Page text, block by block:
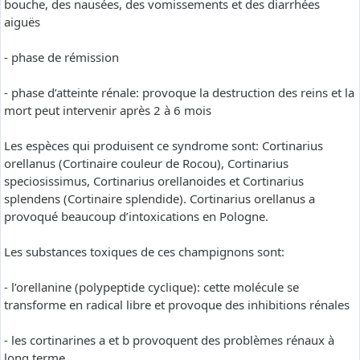
bouche, des nausées, des vomissements et des diarrhées
aiguës
- phase de rémission
- phase d’atteinte rénale: provoque la destruction des reins et la
mort peut intervenir après 2 à 6 mois
Les espèces qui produisent ce syndrome sont: Cortinarius
orellanus (Cortinaire couleur de Rocou), Cortinarius
speciosissimus, Cortinarius orellanoides et Cortinarius
splendens (Cortinaire splendide). Cortinarius orellanus a
provoqué beaucoup d’intoxications en Pologne.
Les substances toxiques de ces champignons sont:
- l’orellanine (polypeptide cyclique): cette molécule se
transforme en radical libre et provoque des inhibitions rénales
- les cortinarines a et b provoquent des problèmes rénaux à